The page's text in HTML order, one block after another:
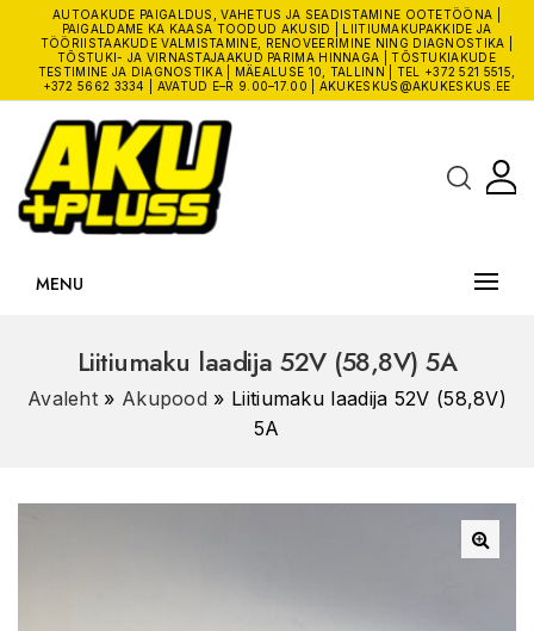
AUTOAKUDE PAIGALDUS, VAHETUS JA SEADISTAMINE OOTETÖÖNA |
PAIGALDAME KA KAASA TOODUD AKUSID | LIITIUMAKUPAKKIDE JA
TÖÖRIISTAAKUDE VALMISTAMINE, RENOVEERIMINE NING DIAGNOSTIKA |
TÕSTUKI- JA VIRNASTAJAAKUD PARIMA HINNAGA | TÕSTUKIAKUDE
TESTIMINE JA DIAGNOSTIKA | MÄEALUSE 10, TALLINN | TEL +372 521 5515
+372 5662 3334
| AVATUD E–R 9.00–17.00 | AKUKESKUS@AKUKESKUS.EE
MENU
Liitiumaku laadija 52V (58,8V) 5A
Avaleht » Akupood » Liitiumaku laadija 52V (58,8V)
5A